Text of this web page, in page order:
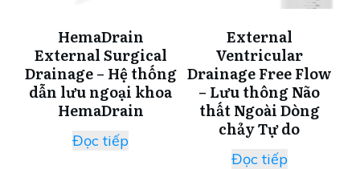
HemaDrain
External Surgical
Drainage – Hệ thống
dẫn lưu ngoại khoa
HemaDrain
Đọc tiếp
External
Ventricular
Drainage Free Flow
– Lưu thông Não
thất Ngoài Dòng
chảy Tự do
Đọc tiếp